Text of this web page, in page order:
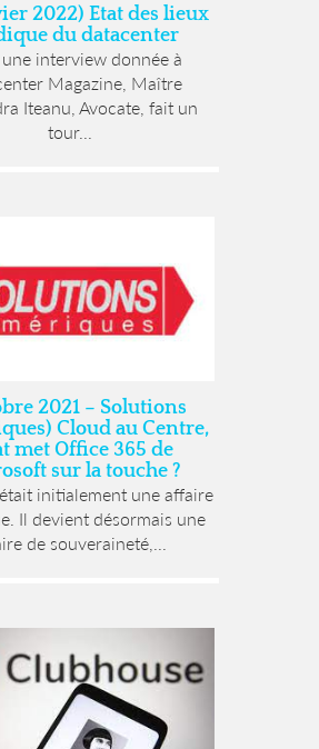
2022) Etat des lieux
du datacenter
interview donnée à
Magazine, Maître
Iteanu, Avocate, fait un
tour...
2021 – Solutions
Cloud au Centre,
met Office 365 de
sur la touche ?
initialement une affaire
Il devient désormais une
de souveraineté,...